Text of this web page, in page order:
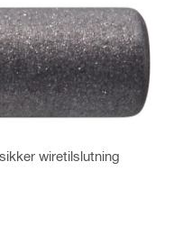
wiretilslutning